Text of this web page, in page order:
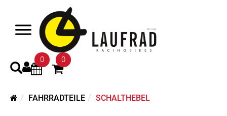
0 0
FAHRRADTEILE SCHALTHEBEL